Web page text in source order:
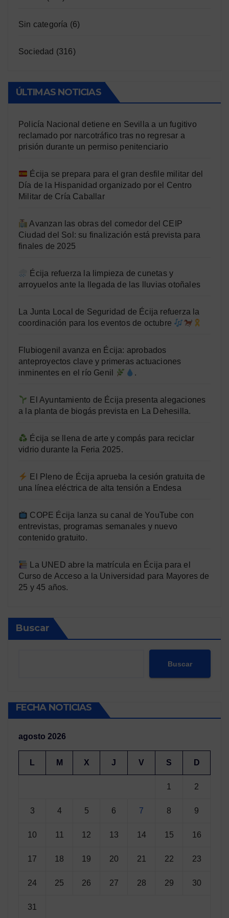
Sin categoría (6)
Sociedad (316)
ÚLTIMAS NOTICIAS
Policía Nacional detiene en Sevilla a un fugitivo
reclamado por narcotráfico tras no regresar a
prisión durante un permiso penitenciario
Écija se prepara para el gran desfile militar del
Día de la Hispanidad organizado por el Centro
Militar de Cría Caballar
Avanzan las obras del comedor del CEIP
Ciudad del Sol: su finalización está prevista para
finales de 2025
Écija refuerza la limpieza de cunetas y
arroyuelos ante la llegada de las lluvias otoñales
La Junta Local de Seguridad de Écija refuerza la
coordinación para los eventos de octubre
Flubiogenil avanza en Écija: aprobados
anteproyectos clave y primeras actuaciones
inminentes en el río Genil
.
El Ayuntamiento de Écija presenta alegaciones
a la planta de biogás prevista en La Dehesilla.
Écija se llena de arte y compás para reciclar
vidrio durante la Feria 2025.
El Pleno de Écija aprueba la cesión gratuita de
una línea eléctrica de alta tensión a Endesa
COPE Écija lanza su canal de YouTube con
entrevistas, programas semanales y nuevo
contenido gratuito.
La UNED abre la matrícula en Écija para el
Curso de Acceso a la Universidad para Mayores de
25 y 45 años.
Buscar
Buscar
FECHA NOTICIAS
agosto 2026
L M X J V S D
1 2
3 4 5 6 7 8 9
10 11 12 13 14 15 16
17 18 19 20 21 22 23
24 25 26 27 28 29 30
31